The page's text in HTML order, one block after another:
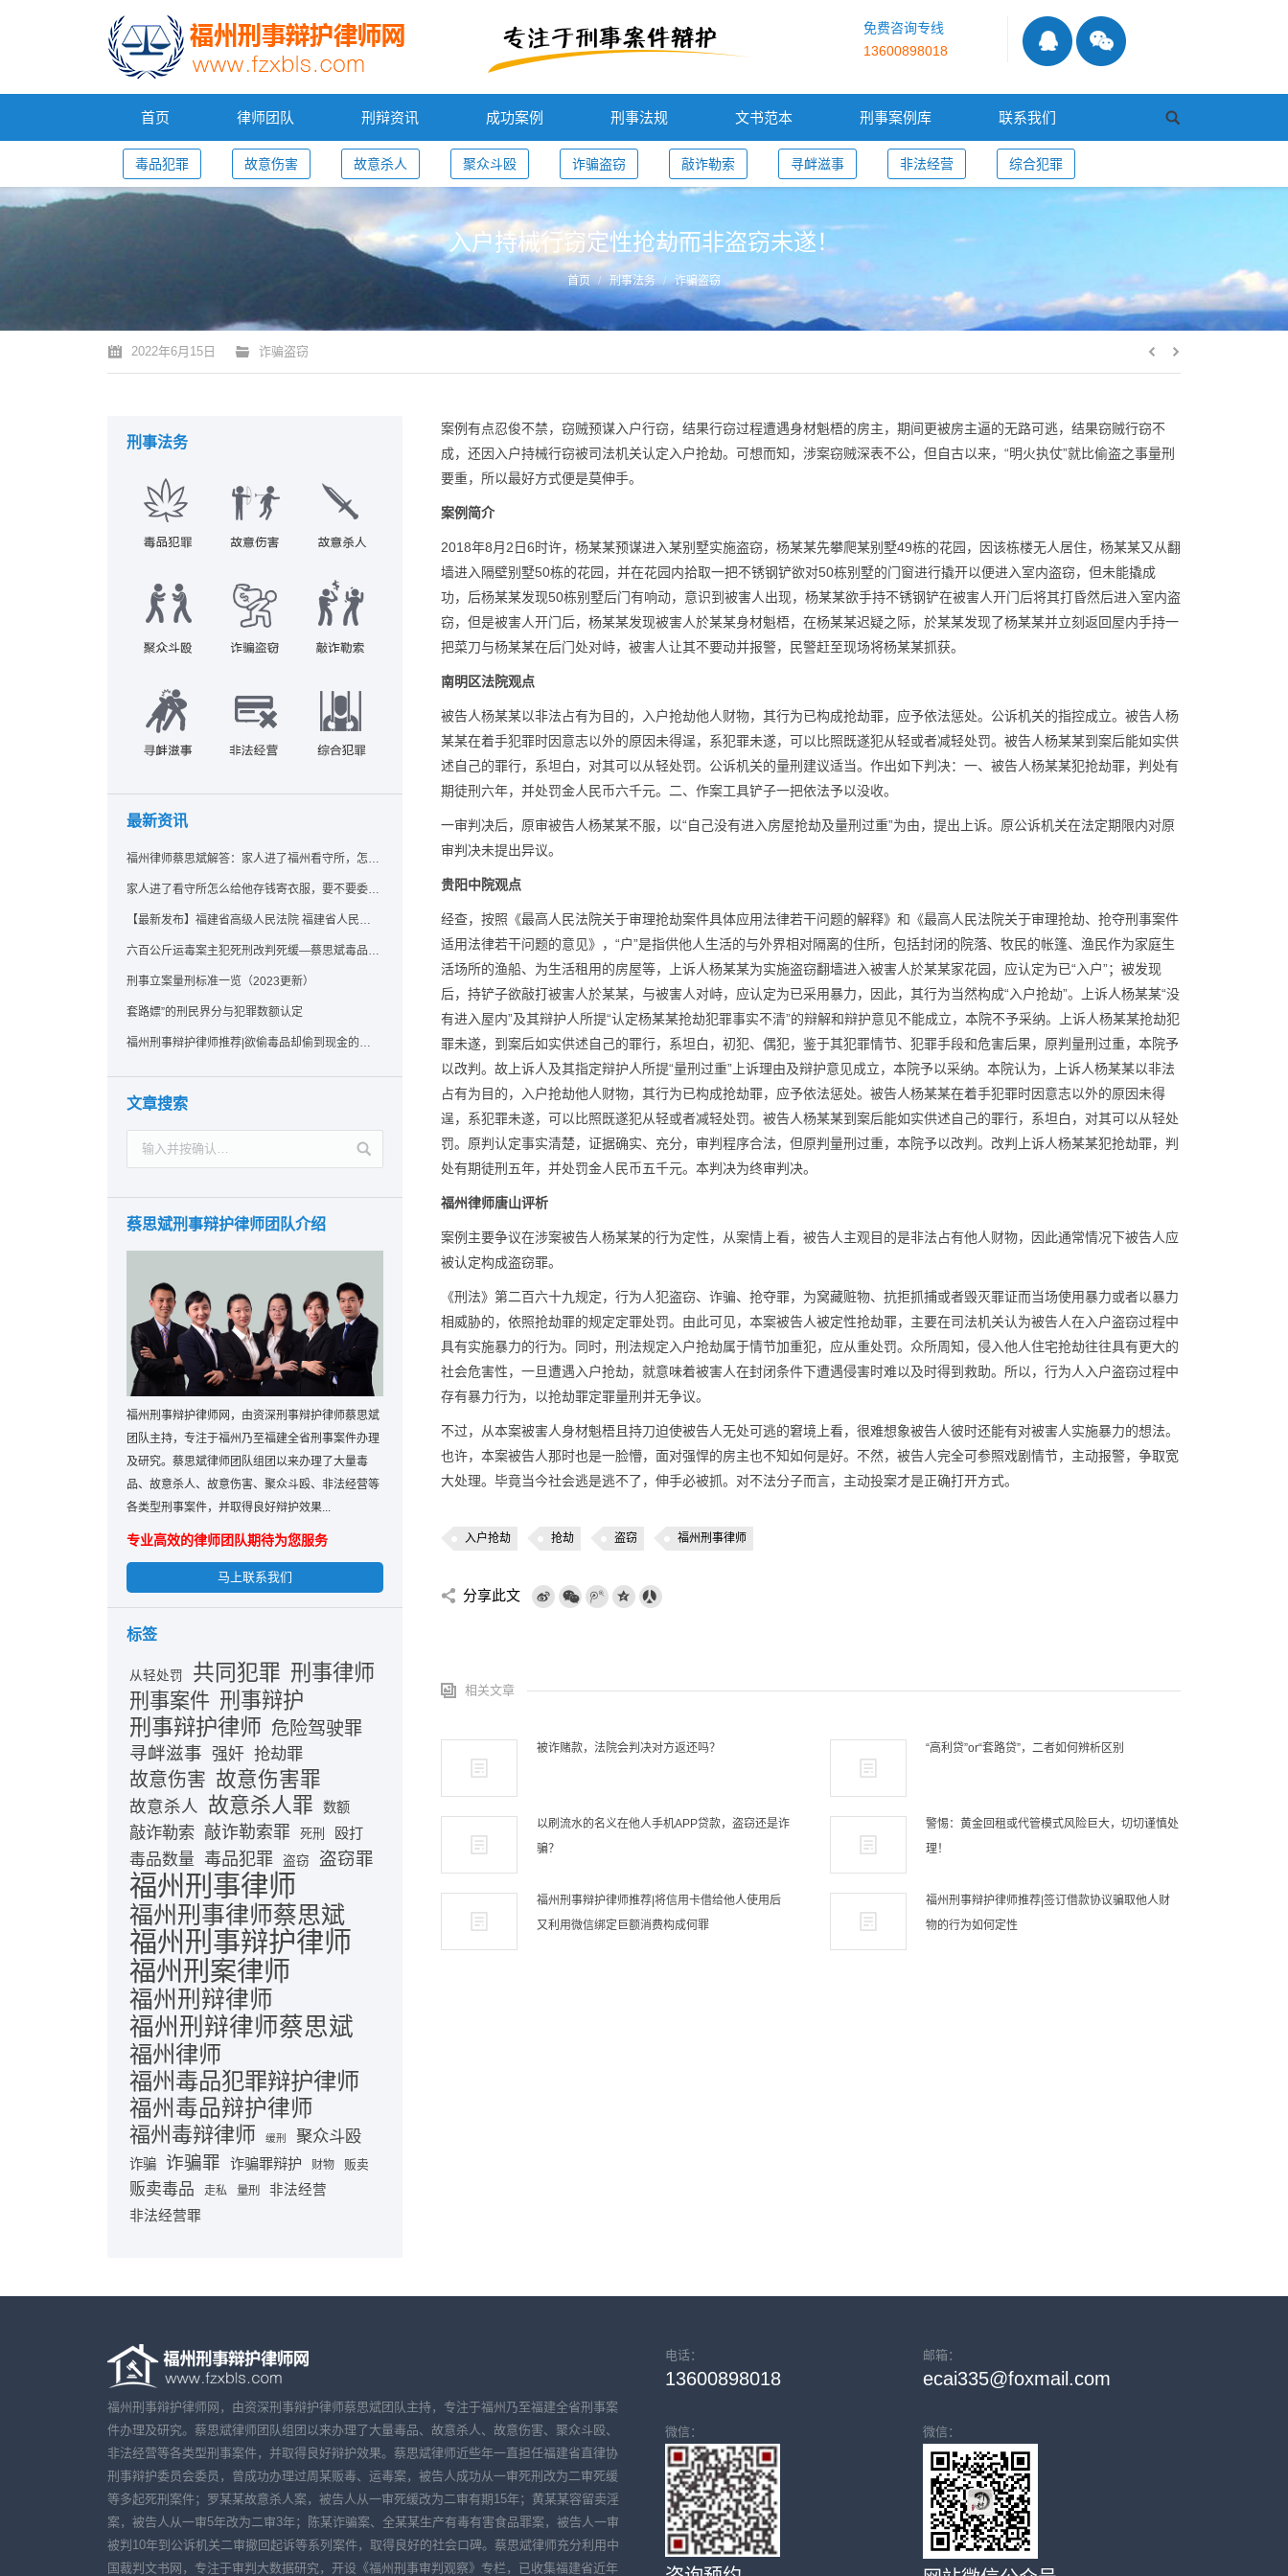
免费咨询专线
13600898018
首页 律师团队 刑辩资讯 成功案例 刑事法规 文书范本 刑事案例库 联系我们
毒品犯罪 故意伤害 故意杀人 聚众斗殴 诈骗盗窃 敲诈勒索 寻衅滋事 非法经营 综合犯罪
入户持械行窃定性抢劫而非盗窃未遂！
首页 刑事法务 诈骗盗窃
2022年6月15日 诈骗盗窃
案例有点忍俊不禁，窃贼预谋入户行窃，结果行窃过程遭遇身材魁梧的房主，期间更被房主逼的无路可逃，结果窃贼行窃不
成，还因入户持械行窃被司法机关认定入户抢劫。可想而知，涉案窃贼深表不公，但自古以来，“明火执仗”就比偷盗之事量刑
要重，所以最好方式便是莫伸手。
案例简介
2018年8月2日6时许，杨某某预谋进入某别墅实施盗窃，杨某某先攀爬某别墅49栋的花园，因该栋楼无人居住，杨某某又从翻
墙进入隔壁别墅50栋的花园，并在花园内拾取一把不锈钢铲欲对50栋别墅的门窗进行撬开以便进入室内盗窃，但未能撬成
功，后杨某某发现50栋别墅后门有响动，意识到被害人出现，杨某某欲手持不锈钢铲在被害人开门后将其打昏然后进入室内盗
窃，但是被害人开门后，杨某某发现被害人於某某身材魁梧，在杨某某迟疑之际，於某某发现了杨某某并立刻返回屋内手持一
把菜刀与杨某某在后门处对峙，被害人让其不要动并报警，民警赶至现场将杨某某抓获。
南明区法院观点
被告人杨某某以非法占有为目的，入户抢劫他人财物，其行为已构成抢劫罪，应予依法惩处。 公诉机关的指控成立。被告人杨
某某在着手犯罪时因意志以外的原因未得逞，系犯罪未遂，可以比照既遂犯从轻或者减轻处罚。被告人杨某某到案后能如实供
述自己的罪行，系坦白，对其可以从轻处罚。公诉机关的量刑建议适当。作出如下判决：一、被告人杨某某犯抢劫罪，判处有
期徒刑六年，并处罚金人民币六千元。二、作案工具铲子一把依法予以没收。
一审判决后，原审被告人杨某某不服，以“自己没有进入房屋抢劫及量刑过重”为由，提出上诉。原公诉机关在法定期限内对原
审判决未提出异议。
贵阳中院观点
经查，按照《最高人民法院关于审理抢劫案件具体应用法律若干问题的解释》和《最高人民法院关于审理抢劫、抢夺刑事案件
适用法律若干问题的意见》，“户”是指供他人生活的与外界相对隔离的住所，包括封闭的院落、牧民的帐篷、渔民作为家庭生
活场所的渔船、为生活租用的房屋等，上诉人杨某某为实施盗窃翻墙进入被害人於某某家花园，应认定为已“入户”；被发现
后，持铲子欲敲打被害人於某某，与被害人对峙，应认定为已采用暴力，因此，其行为当然构成“入户抢劫”。
上诉人杨某某“没
有进入屋内”及其辩护人所提“认定杨某某抢劫犯罪事实不清”的辩解和辩护意见不能成立，本院不予采纳。上诉人杨某某抢劫犯
罪未遂，到案后如实供述自己的罪行，系坦白，初犯、偶犯，鉴于其犯罪情节、犯罪手段和危害后果，原判量刑过重，本院予
以改判。故上诉人及其指定辩护人所提“量刑过重”上诉理由及辩护意见成立，本院予以采纳。 本院认为，上诉人杨某某以非法
占有为目的，入户抢劫他人财物，其行为已构成抢劫罪，应予依法惩处。被告人杨某某在着手犯罪时因意志以外的原因未得
逞，系犯罪未遂，可以比照既遂犯从轻或者减轻处罚。 被告人杨某某到案后能如实供述自己的罪行，系坦白，对其可以从轻处
罚。原判认定事实清楚，证据确实、充分，审判程序合法，但原判量刑过重，本院予以改判。改判上诉人杨某某犯抢劫罪，判
处有期徒刑五年，并处罚金人民币五千元。本判决为终审判决。
福州律师唐山评析
案例主要争议在涉案被告人杨某某的行为定性，从案情上看，被告人主观目的是非法占有他人财物，因此通常情况下被告人应
被认定构成盗窃罪。
《刑法》第二百六十九规定，行为人犯盗窃、诈骗、抢夺罪，为窝藏赃物、抗拒抓捕或者毁灭罪证而当场使用暴力或者以暴力
相威胁的，依照抢劫罪的规定定罪处罚。由此可见，本案被告人被定性抢劫罪，主要在司法机关认为被告人在入户盗窃过程中
具有实施暴力的行为。同时，刑法规定入户抢劫属于情节加重犯，应从重处罚。众所周知，侵入他人住宅抢劫往往具有更大的
社会危害性，一旦遭遇入户抢劫，就意味着被害人在封闭条件下遭遇侵害时难以及时得到救助。所以，行为人入户盗窃过程中
存有暴力行为，以抢劫罪定罪量刑并无争议。
不过，从本案被害人身材魁梧且持刀迫使被告人无处可逃的窘境上看，很难想象被告人彼时还能有对被害人实施暴力的想法。
也许，本案被告人那时也是一脸懵，面对强悍的房主也不知如何是好。不然，被告人完全可参照戏剧情节，主动报警，争取宽
大处理。毕竟当今社会逃是逃不了，伸手必被抓。对不法分子而言，主动投案才是正确打开方式。
入户抢劫 抢劫 盗窃 福州刑事律师
分享此文
相关文章
被诈赌款，法院会判决对方返还吗？ “高利贷”or“套路贷”，二者如何辨析区别
以刷流水的名义在他人手机APP贷款，盗窃还是诈
骗？
警惕：黄金回租或代管模式风险巨大，切切谨慎处
理！
福州刑事辩护律师推荐|将信用卡借给他人使用后
又利用微信绑定巨额消费构成何罪
福州刑事辩护律师推荐|签订借款协议骗取他人财
物的行为如何定性
刑事法务
最新资讯
福州律师蔡思斌解答：家人进了福州看守所，怎么存钱寄衣服？最新实用指南请查收！
家人进了看守所怎么给他存钱寄衣服，要不要委托律师？福州看守所相关问题解答
【最新发布】福建省高级人民法院 福建省人民检察院《关于常见犯罪的量刑指导意见（二）（试行）》实施细则（试行）
六百公斤运毒案主犯死刑改判死缓—蔡思斌毒品犯罪辩护成功案例
刑事立案量刑标准一览（2023更新）
套路嫖”的刑民界分与犯罪数额认定
福州刑事辩护律师推荐|欲偷毒品却偷到现金的行为应如何认定？
文章搜索
蔡思斌刑事辩护律师团队介绍
福州刑事辩护律师网，由资深刑事辩护律师蔡思斌
团队主持，专注于福州乃至福建全省刑事案件办理
及研究。蔡思斌律师团队组团以来办理了大量毒
品、故意杀人、故意伤害、聚众斗殴、非法经营等
各类型刑事案件，并取得良好辩护效果...
专业高效的律师团队期待为您服务
马上联系我们
标签
从轻处罚 共同犯罪 刑事律师
刑事案件 刑事辩护
刑事辩护律师 危险驾驶罪
寻衅滋事
强奸 抢劫罪
故意伤害 故意伤害罪
故意杀人 故意杀人罪 数额
敲诈勒索 敲诈勒索罪 死刑 殴打
毒品数量 毒品犯罪 盗窃 盗窃罪
福州刑事律师
福州刑事律师蔡思斌
福州刑事辩护律师
福州刑案律师
福州刑辩律师
福州刑辩律师蔡思斌
福州律师
福州毒品犯罪辩护律师
福州毒品辩护律师
福州毒辩律师 缓刑 聚众斗殴
诈骗 诈骗罪 诈骗罪辩护 财物 贩卖
贩卖毒品 走私 量刑
非法经营
非法经营罪
福州刑事辩护律师网，由资深刑事辩护律师蔡思斌团队主持，专注于福州乃至福建全省刑事案
件办理及研究。蔡思斌律师团队组团以来办理了大量毒品、故意杀人、故意伤害、聚众斗殴、
非法经营等各类型刑事案件，并取得良好辩护效果。蔡思斌律师近些年一直担任福建省直律协
刑事辩护委员会委员，曾成功办理过周某贩毒、运毒案，被告人成功从一审死刑改为二审死缓
等多起死刑案件；罗某某故意杀人案，被告人从一审死缓改为二审有期15年；黄某某容留卖淫
案，被告人从一审5年改为二审3年；陈某诈骗案、全某某生产有毒有害食品罪案，被告人一审
被判10年到公诉机关二审撤回起诉等系列案件，取得良好的社会口碑。蔡思斌律师充分利用中
国裁判文书网，专注于审判大数据研究，开设《福州刑事审判观察》专栏，已收集福建省近年
电话：
13600898018
邮箱：
ecai335@foxmail.com
微信： 微信：